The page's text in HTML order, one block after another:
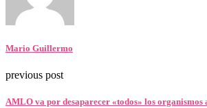
Mario Guillermo
previous post
AMLO va por desaparecer «todos» los organismos